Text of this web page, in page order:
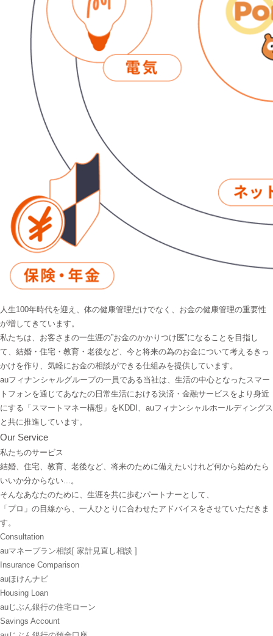
人生100年時代を迎え、体の健康管理だけでなく、お金の健康管理の重要性
が増してきています。
私たちは、お客さまの一生涯の”お金のかかりつけ医”になることを目指し
て、結婚・住宅・教育・老後など、今と将来の為のお金について考えるきっ
かけを作り、気軽にお金の相談ができる仕組みを提供しています。
auフィナンシャルグループの一員である当社は、生活の中心となったスマー
トフォンを通じてあなたの日常生活における決済・金融サービスをより身近
にする「スマートマネー構想」をKDDI、auフィナンシャルホールディングス
と共に推進しています。
Our Service
私たちのサービス
結婚、住宅、教育、老後など、将来のために備えたいけれど何から始めたら
いいか分からない...。
そんなあなたのために、生涯を共に歩むパートナーとして、
「プロ」の目線から、一人ひとりに合わせたアドバイスをさせていただきま
す。
Consultation
auマネープラン相談 [ 家計見直し相談 ]
Insurance Comparison
auほけんナビ
Housing Loan
auじぶん銀行の住宅ローン
Savings Account